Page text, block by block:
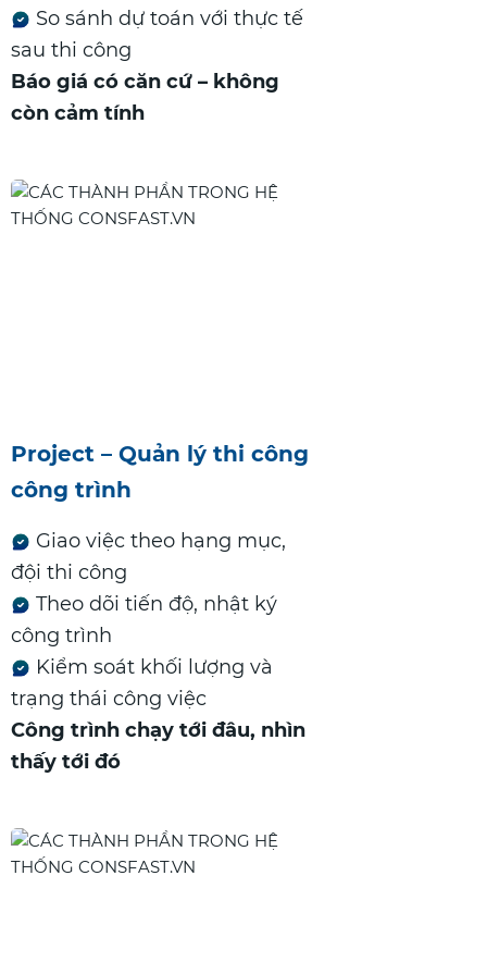
So sánh dự toán với thực tế
sau thi công
Báo giá có căn cứ – không
còn cảm tính
Project – Quản lý thi công
công trình
Giao việc theo hạng mục,
đội thi công
Theo dõi tiến độ, nhật ký
công trình
Kiểm soát khối lượng và
trạng thái công việc
Công trình chạy tới đâu, nhìn
thấy tới đó